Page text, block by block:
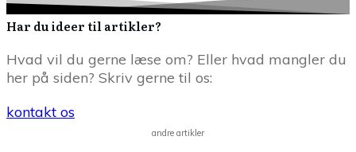
Har du ideer til artikler?
Hvad vil du gerne læse om? Eller hvad mangler du
her på siden? Skriv gerne til os:
kontakt os
andre artikler